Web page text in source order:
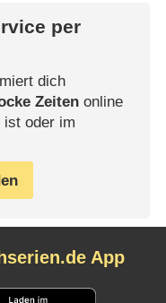
per
dich
Zeitenonline
ist oder im
App